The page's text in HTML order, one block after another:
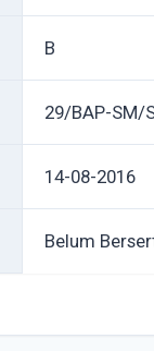
B
29/BAP-SM/
14-08-2016
Belum